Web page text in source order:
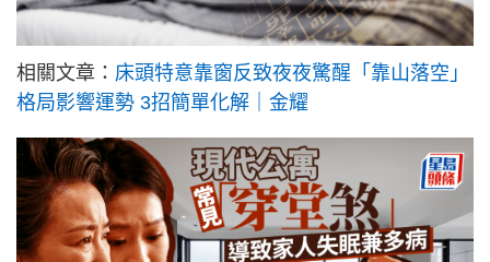
相關文章： 床頭特意靠窗反致夜夜驚醒「靠山落空」
格局影響運勢 3招簡單化解｜金耀